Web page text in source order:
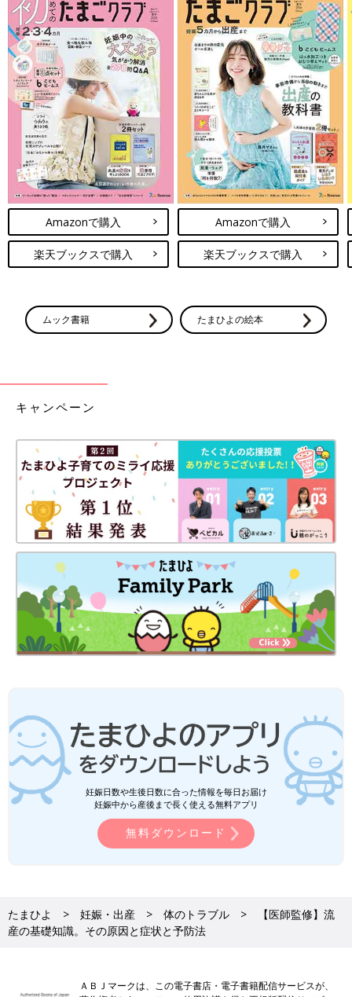
を取り除く手術）をすることが原則ですが、経過観察をすること
もあります。
【妊娠初期】流産の確率は？その原因と
対処法を産婦人科医が解説
流産は、全妊娠の15％に起こるといわれていま
す。「出血したら流産になってしまうの？」
と、妊娠初期は少なからず、不安が頭をよぎる
ものです。不安な気持ちを大きくしないために
も、流産について正しく知っておきましょう。
妊娠週数や時期別のポイントについて、産婦人
科医の小川隆吉先生に解説していただきまし
た。
流産の手術の流れとその後について
流産にはその後に手術が必要な場合とそうでない場合がありま
す。子宮の中に赤ちゃんや胎盤などの組織が残っている場合は、
出血を止める、感染症を予防するなどの目的で、早い時期に手術
が必要となります。ただし、完全流産で子宮の内容物がすべて出
終了します。
①手術前の検査
流産の診断が確定したら、血液検査など一般的な検査を行いま
もあります。検査内容はそのときの流産の状態によって異なりま
す。
↓
②入院
入院の日程は、産院と相談して決定します。一般的には午前中に
入院し、午後に手術を受けて、翌日退院になるケースが多いよう
です。中には日帰り入院となるケースも。術後の出血量や体調に
よっては、入院が長引く場合も。
③手術
手術そのものは10分程度で終わるものです。麻酔はたいてい全身
麻酔になるでしょう。妊娠12週以降の場合、お産と同様に陣痛を
薬で誘発してから、子宮の内容物を排出するようにします。
なくなれば退院できますが、出血量や体調なども考慮した上で判
断されます。術後の出血は１週間ほど続き、その期間は子宮収縮
薬や感染症予防薬を服用します。
手術後の体の回復について
流産の手術後、１週間ほどして検診があり、子宮の回復具合を診
察します。個人差はありますが、出血は１〜２週間で治まるでし
しょう。
妊娠初期は、妊娠のうれしさがある一方で、さ
Amazonで購入
楽天ブックスで購入
Amazonで購入
楽天ブックスで購入
ムック書籍 たまひよの絵本
キャンペーン
妊娠日数や生後日数に合った情報を毎日お届け
妊娠中から産後まで長く使える無料アプリ
無料ダウンロード
たまひよ 妊娠・出産 体のトラブル
【医師監修】流
産の基礎知識。その原因と症状と予防法
ＡＢＪマークは、この電子書店・電子書籍配信サービスが、